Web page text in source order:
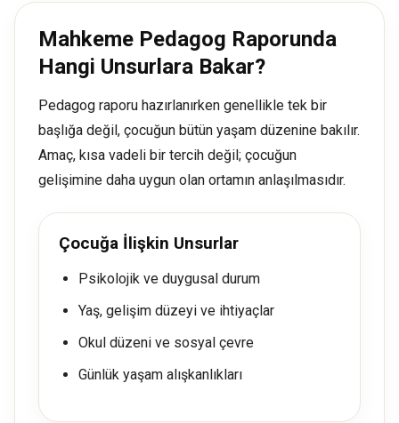
Mahkeme Pedagog Raporunda
Hangi Unsurlara Bakar?
Pedagog raporu hazırlanırken genellikle tek bir
başlığa değil, çocuğun bütün yaşam düzenine bakılır.
Amaç, kısa vadeli bir tercih değil; çocuğun
gelişimine daha uygun olan ortamın anlaşılmasıdır.
Çocuğa İlişkin Unsurlar
Psikolojik ve duygusal durum
Yaş, gelişim düzeyi ve ihtiyaçlar
Okul düzeni ve sosyal çevre
Günlük yaşam alışkanlıkları